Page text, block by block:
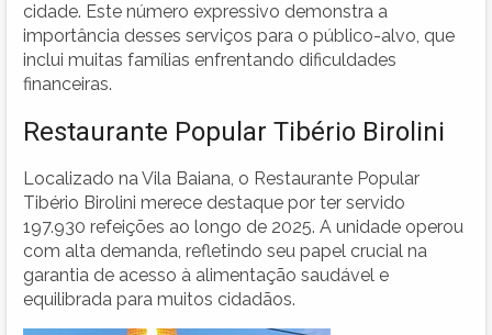
cidade. Este número expressivo demonstra a
importância desses serviços para o público-alvo, que
inclui muitas famílias enfrentando dificuldades
financeiras.
Restaurante Popular Tibério Birolini
Localizado na Vila Baiana, o Restaurante Popular
Tibério Birolini merece destaque por ter servido
197.930 refeições ao longo de 2025. A unidade operou
com alta demanda, refletindo seu papel crucial na
garantia de acesso à alimentação saudável e
equilibrada para muitos cidadãos.